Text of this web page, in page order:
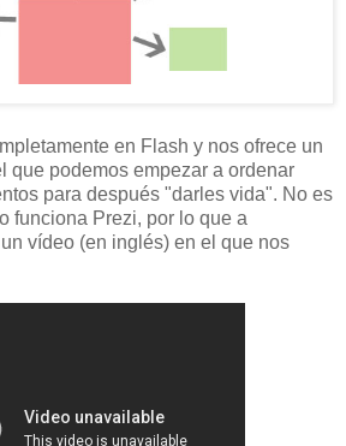
en Flash y nos ofrece un
que podemos empezar a ordenar
para después "darles vida". No es
funciona Prezi, por lo que a
vídeo (en inglés) en el que nos